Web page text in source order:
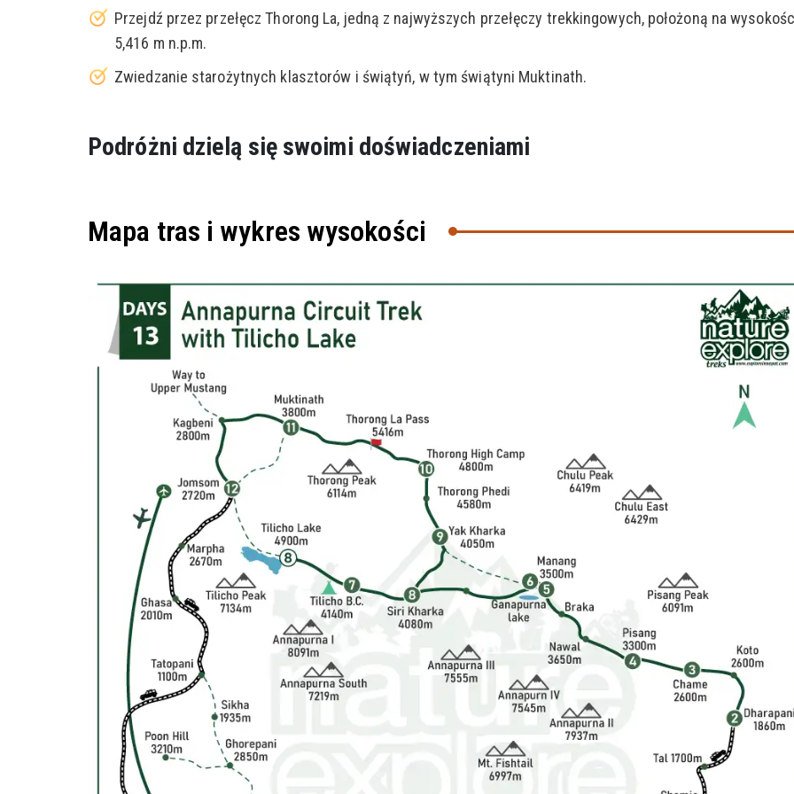
Przejdź przez przełęcz Thorong La, jedną z najwyższych przełęczy trekkingowych, położoną na
5,416 m n.p.m.
Zwiedzanie starożytnych klasztorów i świątyń, w tym świątyni Muktinath.
Podróżni dzielą się swoimi doświadczeniami
Mapa tras i wykres wysokości